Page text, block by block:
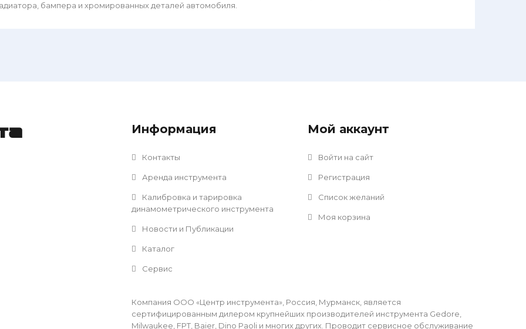
бампера и хромированных деталей автомобиля.
Информация
Контакты
Аренда инструмента
Калибровка и тарировка
динамометрического инструмента
Новости и Публикации
Каталог
Сервис
Мой аккаунт
Войти на сайт
Регистрация
Список желаний
Моя корзина
Компания ООО «Центр инструмента», Россия, Мурманск, является
сертифицированным дилером крупнейших производителей инструмента Gedore,
Milwaukee, FPT, Baier, Dino Paoli и многих других. Проводит сервисное обслуживание